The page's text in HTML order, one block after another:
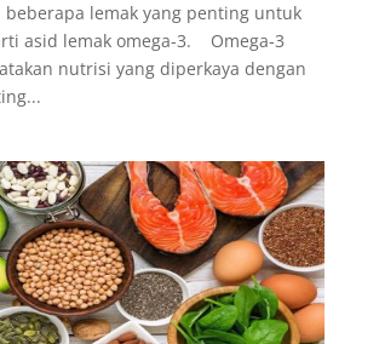
lemak yang penting untuk
asid lemak omega-3. Omega-3
nutrisi yang diperkaya dengan